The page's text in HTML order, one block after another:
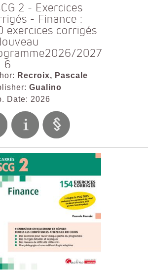
2 - Exercices
- Finance :
exercices corrigés
2027
6
Recroix, Pascale
Gualino
Date: 2026